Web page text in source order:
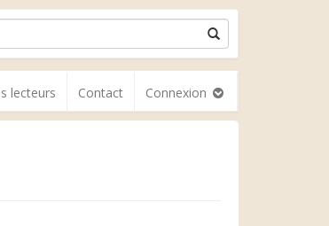
lecteurs Contact Connexion